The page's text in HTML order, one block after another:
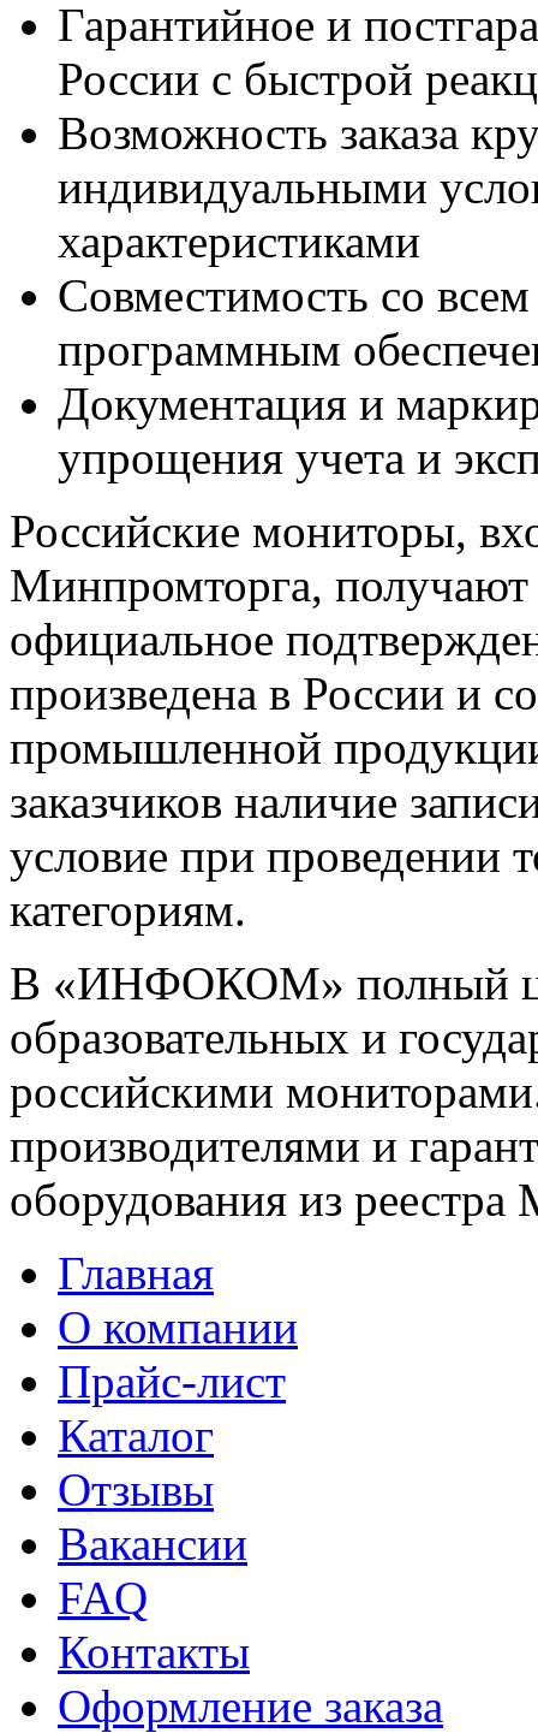
Гарантийное и
России с быстрой
Возможность заказа
индивидуальными
характеристиками
Совместимость со
программным
Документация и
упрощения учета и
Российские мониторы,
Минпромторга, получают
официальное
произведена в России и
промышленной
заказчиков наличие
условие при проведении
категориям.
В «ИНФОКОМ» полный
образовательных и
российскими
производителями и
оборудования из
Главная
О компании
Прайс-лист
Каталог
Отзывы
Вакансии
FAQ
Контакты
Оформление заказа